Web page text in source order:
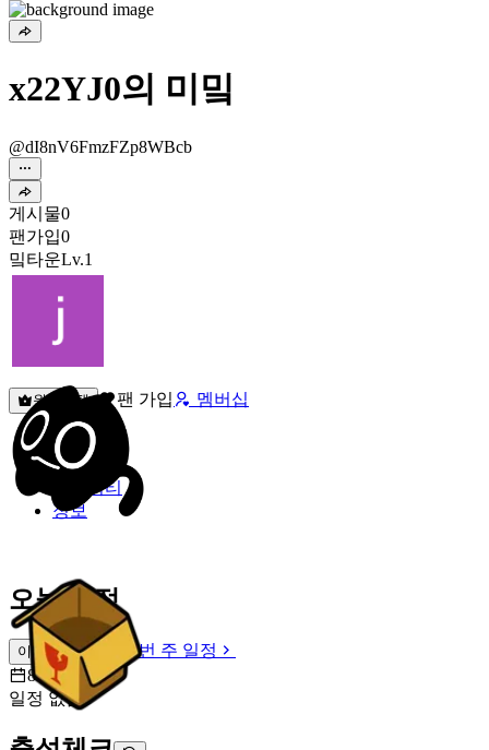
x22YJ0의 미밐
@dI8nV6FmzFZp8WBcb
게시물0
팬가입0
밐타운Lv.1
원픽선택 팬 가입 멤버십
밐타운
피드
커뮤니티
정보
오늘 일정
이번 주 일정
이번 주 일정
8월 8일 [토]
일정 없음